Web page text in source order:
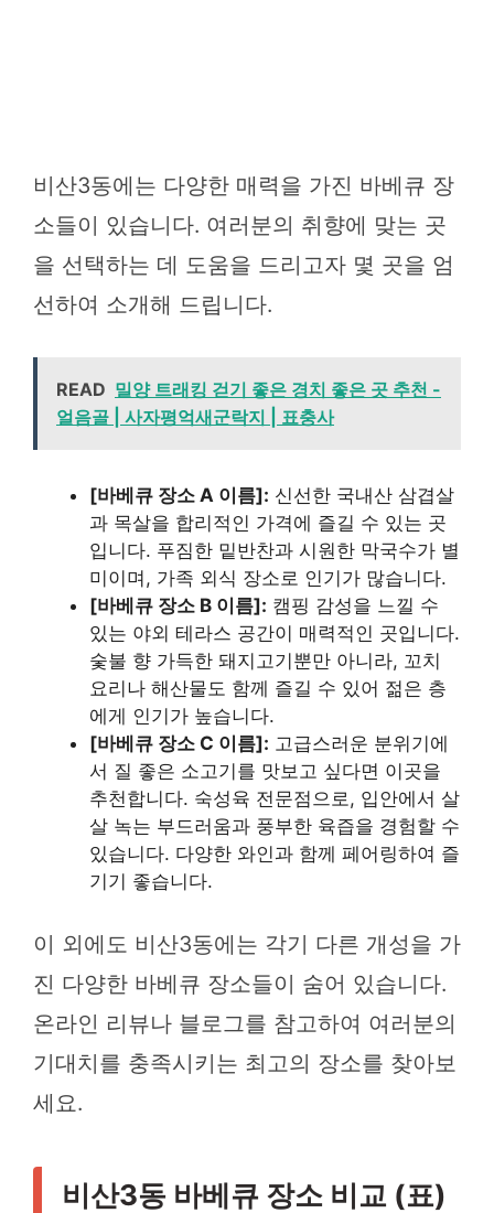
비산3동에는 다양한 매력을 가진 바베큐 장
소들이 있습니다. 여러분의 취향에 맞는 곳
을 선택하는 데 도움을 드리고자 몇 곳을 엄
선하여 소개해 드립니다.
READ 밀양 트래킹 걷기 좋은 경치 좋은 곳 추천 -
얼음골 | 사자평억새군락지 | 표충사
[바베큐 장소 A 이름]: 신선한 국내산 삼겹살
과 목살을 합리적인 가격에 즐길 수 있는 곳
입니다. 푸짐한 밑반찬과 시원한 막국수가 별
미이며, 가족 외식 장소로 인기가 많습니다.
[바베큐 장소 B 이름]: 캠핑 감성을 느낄 수
있는 야외 테라스 공간이 매력적인 곳입니다.
숯불 향 가득한 돼지고기뿐만 아니라, 꼬치
요리나 해산물도 함께 즐길 수 있어 젊은 층
에게 인기가 높습니다.
[바베큐 장소 C 이름]: 고급스러운 분위기에
서 질 좋은 소고기를 맛보고 싶다면 이곳을
추천합니다. 숙성육 전문점으로, 입안에서 살
살 녹는 부드러움과 풍부한 육즙을 경험할 수
있습니다. 다양한 와인과 함께 페어링하여 즐
기기 좋습니다.
이 외에도 비산3동에는 각기 다른 개성을 가
진 다양한 바베큐 장소들이 숨어 있습니다.
온라인 리뷰나 블로그를 참고하여 여러분의
기대치를 충족시키는 최고의 장소를 찾아보
세요.
비산3동 바베큐 장소 비교 (표)